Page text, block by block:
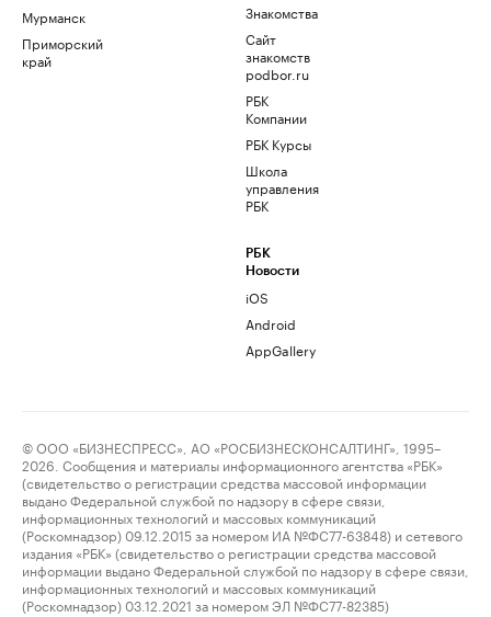
Мурманск
Приморский
край
Знакомства
Сайт
знакомств
podbor.ru
РБК
Компании
РБК Курсы
Школа
управления
РБК
РБК
Новости
iOS
Android
AppGallery
© ООО «БИЗНЕСПРЕСС», АО «РОСБИЗНЕСКОНСАЛТИНГ», 1995–
2026. Сообщения и материалы информационного агентства «РБК»
(свидетельство о регистрации средства массовой информации
выдано Федеральной службой по надзору в сфере связи,
информационных технологий и массовых коммуникаций
(Роскомнадзор) 09.12.2015 за номером ИА №ФС77-63848) и сетевого
издания «РБК» (свидетельство о регистрации средства массовой
информации выдано Федеральной службой по надзору в сфере связи,
информационных технологий и массовых коммуникаций
(Роскомнадзор) 03.12.2021 за номером ЭЛ №ФС77-82385)